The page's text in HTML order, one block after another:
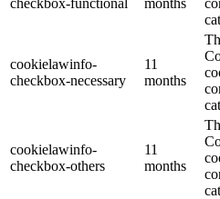
cookielawinfo-
checkbox-necessary
11
months
cookielawinfo-
checkbox-others
11
months